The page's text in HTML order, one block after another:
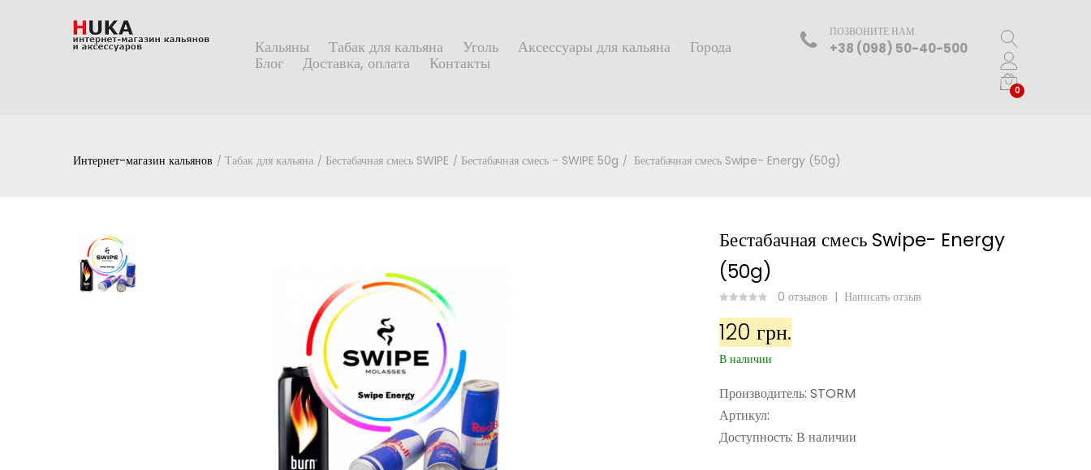
Кальяны Табак для кальяна Уголь Аксессуары для кальяна
Города
Блог
Доставка, оплата Контакты
ПОЗВОНИТЕ НАМ
+38 (098) 50-40-500
0
Интернет-магазин кальянов Табак для кальяна Бестабачная смесь SWIPE Бестабачная смесь - SWIPE 50g Бестабачная смесь Swipe- Energy (50g)
Бестабачная смесь Swipe- Energy
(50g)
0 отзывов | Написать отзыв
120 грн.
В наличии
Производитель: STORM
Артикул:
Доступность: В наличии